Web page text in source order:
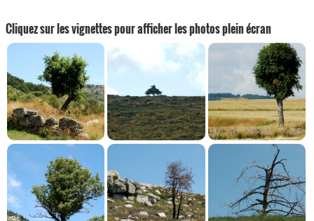
Cliquez sur les vignettes pour afficher les photos plein écran